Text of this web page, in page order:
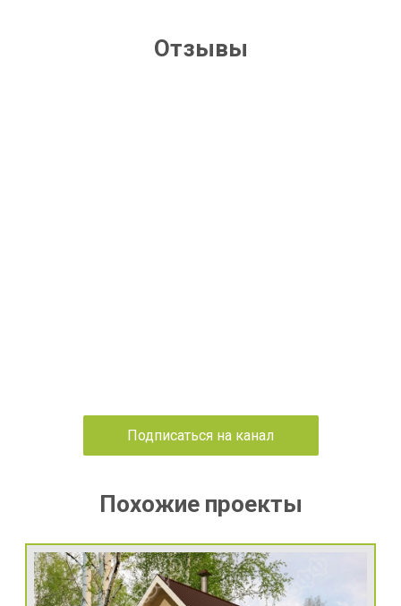
Отзывы
Подписаться на канал
Похожие проекты